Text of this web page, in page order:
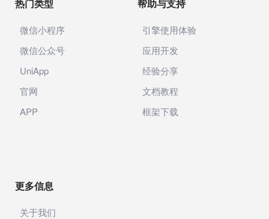
热门类型
微信小程序
微信公众号
UniApp
官网
APP
帮助与支持
引擎使用体验
应用开发
经验分享
文档教程
框架下载
更多信息
关于我们